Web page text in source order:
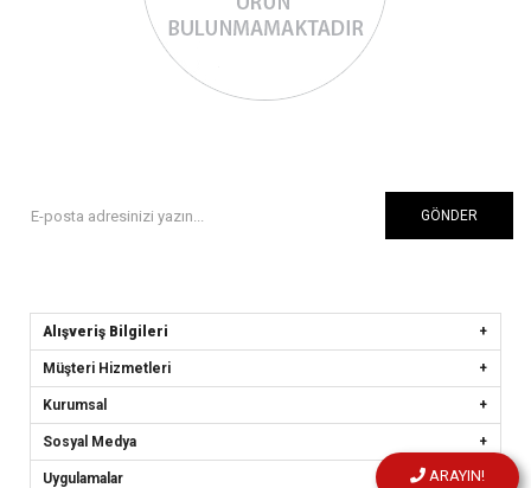
GÖNDER
Alışveriş Bilgileri
Müşteri Hizmetleri
Kurumsal
Sosyal Medya
Uygulamalar ARAYIN!